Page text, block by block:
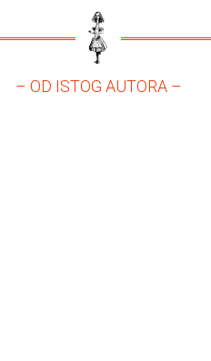
– OD ISTOG AUTORA –